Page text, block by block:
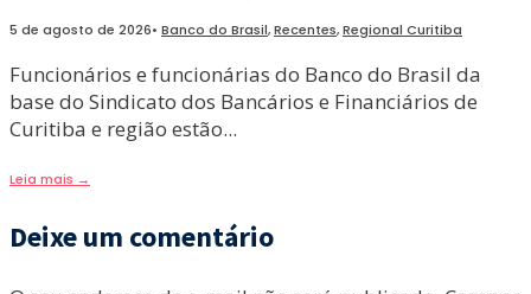
5 de agosto de 2026• Banco do Brasil,Recentes,Regional Curitiba
Funcionários e funcionárias do Banco do Brasil da
base do Sindicato dos Bancários e Financiários de
Curitiba e região estão...
Leia mais →
Deixe um comentário